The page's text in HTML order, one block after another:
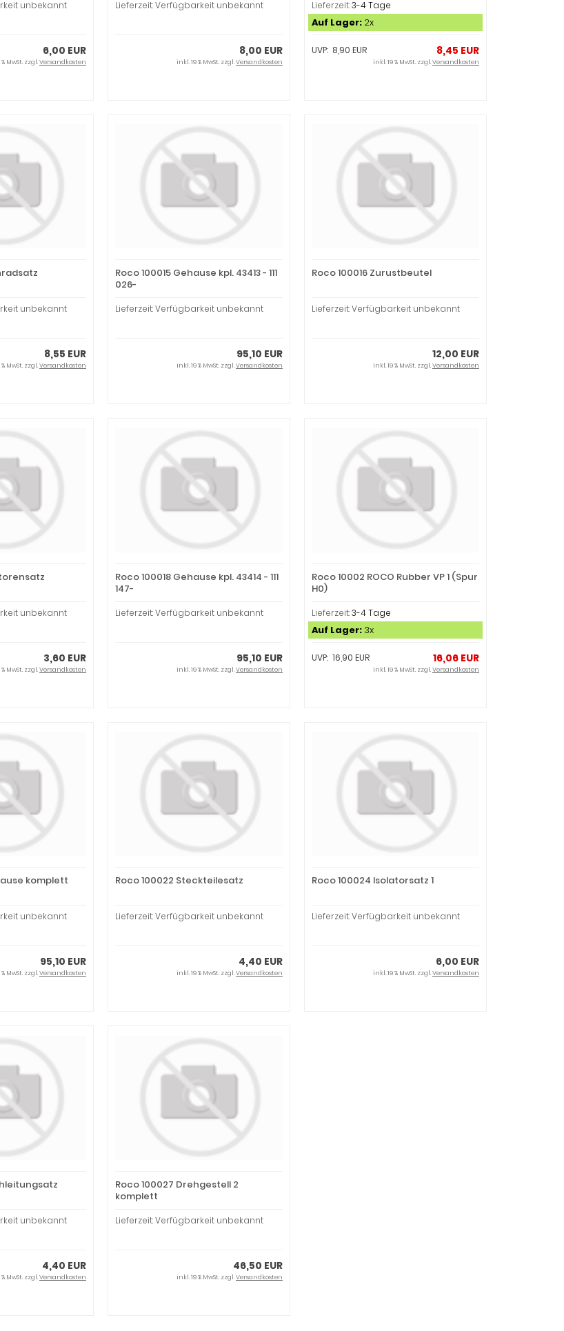
unbekannt
6,00 EUR
MwSt. zzgl.Versandkosten
Lieferzeit: Verfügbarkeit unbekannt
8,00 EUR
inkl. 19 % MwSt. zzgl.Versandkosten
Lieferzeit:3-4 Tage
Auf Lager:2x
8,45 EUR
UVP: 8,90 EUR
inkl. 19 % MwSt. zzgl.Versandkosten
unbekannt
8,55 EUR
MwSt. zzgl.Versandkosten
Roco 100015 Gehause kpl. 43413 - 111
026-
Lieferzeit: Verfügbarkeit unbekannt
95,10 EUR
inkl. 19 % MwSt. zzgl.Versandkosten
Roco 100016 Zurustbeutel
Lieferzeit: Verfügbarkeit unbekannt
12,00 EUR
inkl. 19 % MwSt. zzgl.Versandkosten
unbekannt
3,60 EUR
MwSt. zzgl.Versandkosten
Roco 100018 Gehause kpl. 43414 - 111
147-
Lieferzeit: Verfügbarkeit unbekannt
95,10 EUR
inkl. 19 % MwSt. zzgl.Versandkosten
Roco 10002 ROCO Rubber VP 1 (Spur
H0)
Lieferzeit:3-4 Tage
Auf Lager:3x
16,06 EUR
UVP: 16,90 EUR
inkl. 19 % MwSt. zzgl.Versandkosten
komplett
unbekannt
95,10 EUR
MwSt. zzgl.Versandkosten
Roco 100022 Steckteilesatz
Lieferzeit: Verfügbarkeit unbekannt
4,40 EUR
inkl. 19 % MwSt. zzgl.Versandkosten
Roco 100024 Isolatorsatz 1
Lieferzeit: Verfügbarkeit unbekannt
6,00 EUR
inkl. 19 % MwSt. zzgl.Versandkosten
unbekannt
4,40 EUR
MwSt. zzgl.Versandkosten
Roco 100027 Drehgestell 2
komplett
Lieferzeit: Verfügbarkeit unbekannt
46,50 EUR
inkl. 19 % MwSt. zzgl.Versandkosten